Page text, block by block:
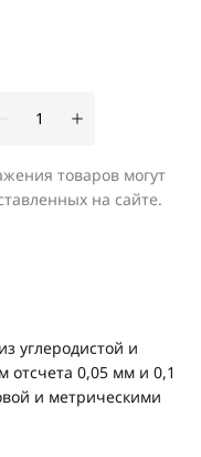
товаров могут
на сайте.
углеродистой и
0,05 мм и 0,1
и метрическими